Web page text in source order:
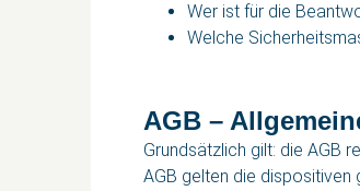
Wer ist für die
Welche
AGB –
Grundsätzlich gilt: die AGB
AGB gelten die dispositiven